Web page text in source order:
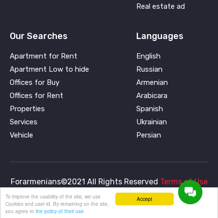
Real estate ad
Our Searches
Apartment for Rent
Apartment Low to hide
Offices for Buy
Offices for Rent
Properties
Services
Vehicle
Languages
English
Russian
Armenian
Arabicara
Spanish
Ukrainian
Persian
Forarmenians©2021 All Rights Reserved Terms of Use
and Privacy PolicyAccept
To improve the usability of the site, we use
Cookies and user id. By remaining on the site,
you agree to the policy of their use.